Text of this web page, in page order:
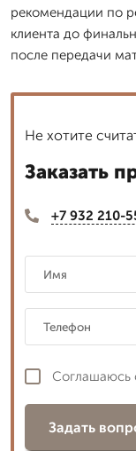
рекомендации по
клиента до
после передачи
Не хотите
Заказать
+7 932 210-
Соглашаюсь
Задать